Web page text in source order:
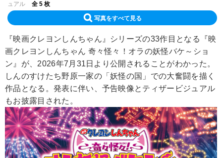
ュアル
全 5 枚
写真をすべて見る
『映画クレヨンしんちゃん』シリーズの33作目となる『映
画クレヨンしんちゃん 奇々怪々！オラの妖怪バケ～ショ
ン』が、2026年7月31日より公開されることがわかった。
しんのすけたち野原一家の「妖怪の国」での大奮闘を描く
作品となる。発表に伴い、予告映像とティザービジュアル
もお披露目された。